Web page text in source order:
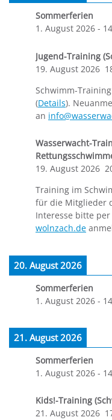
Sommerferien
1. August 2026 -
Jugend-Training
19. August 2026
Schwimm-
(Details).
an
Wasserwacht-
19. August 2026
Training im
für die Mitglieder
Interesse bitte
wolnzach.de
20. August 2026
Sommerferien
1. August 2026 -
21. August 2026
Sommerferien
1. August 2026 -
Kids!-Training
21. August 2026